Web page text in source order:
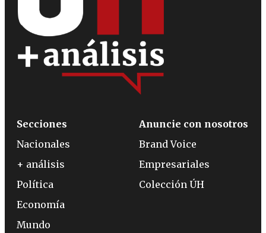
Secciones
Nacionales
+ análisis
Política
Economía
Mundo
Anuncie con nosotros
Brand Voice
Empresariales
Colección ÚH